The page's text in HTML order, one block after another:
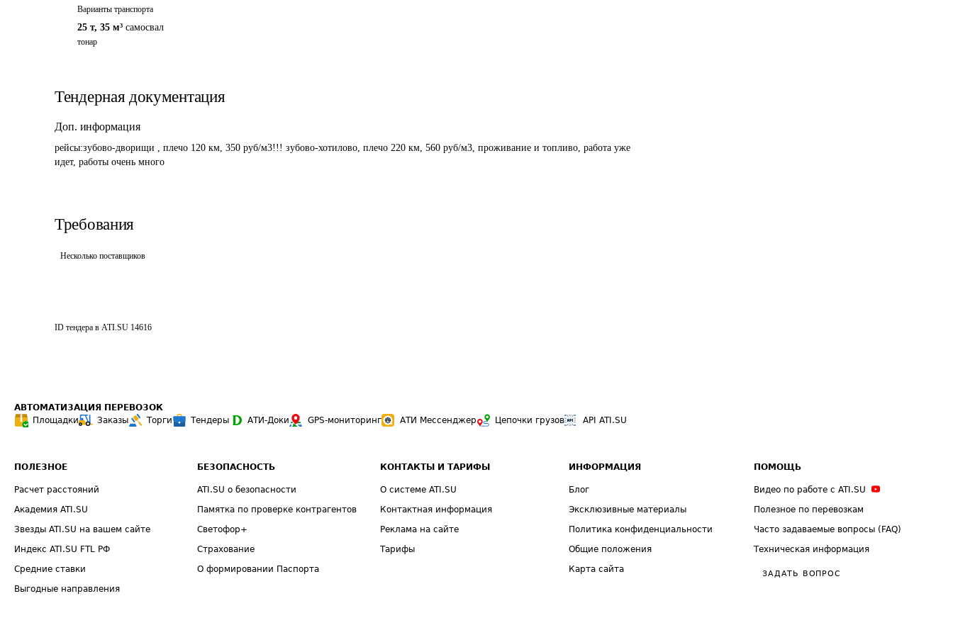
Варианты транспорта
25 т, 35 м³ самосвал
тонар
Тендерная документация
Доп. информация
рейсы:зубово-дворищи , плечо 120 км, 350 руб/м3!!! зубово-хотилово, плечо 220 км, 560 руб/м3, проживание и топливо, работа уже
идет, работы очень много
Требования
Несколько поставщиков
ID тендера в ATI.SU 14616
АВТОМАТИЗАЦИЯ ПЕРЕВОЗОК
Площадки
Заказы Торги Тендеры АТИ-Доки GPS-мониторинг АТИ Мессенджер Цепочки грузов API ATI.SU
ПОЛЕЗНОЕ
Расчет расстояний
Академия ATI.SU
Звезды ATI.SU на вашем сайте
Индекс ATI.SU FTL РФ
Средние ставки
Выгодные направления
БЕЗОПАСНОСТЬ
ATI.SU о безопасности
Памятка по проверке контрагентов
Светофор+
Страхование
О формировании Паспорта
КОНТАКТЫ И ТАРИФЫ
О системе ATI.SU
Контактная информация
Реклама на сайте
Тарифы
ИНФОРМАЦИЯ
Блог
Эксклюзивные материалы
Политика конфиденциальности
Общие положения
Карта сайта
ПОМОЩЬ
Видео по работе с ATI.SU
Полезное по перевозкам
Часто задаваемые вопросы (FAQ)
Техническая информация
ЗАДАТЬ ВОПРОС